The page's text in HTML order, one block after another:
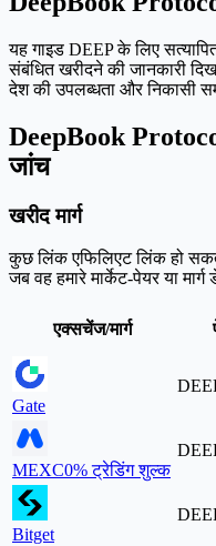
यह गाइड DEEP के लिए
संबंधित खरीदने की जानकारी
देश की उपलब्धता और निकासी
DeepBook
जांच
खरीद मार्ग
कुछ लिंक एफिलिएट लिंक हो
जब वह हमारे मार्केट-पेयर या मार्ग
एक्सचेंज/मार्ग
Gate
MEXC0% ट्रेडिंग शुल्क
Bitget